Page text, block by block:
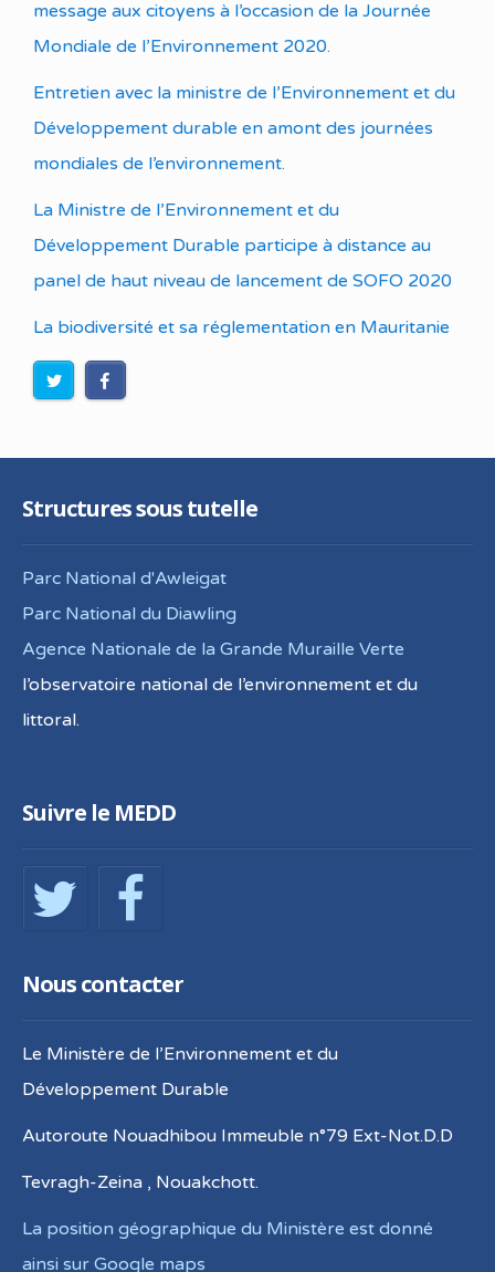
message aux citoyens à l’occasion de la Journée
Mondiale de l’Environnement 2020.
Entretien avec la ministre de l’Environnement et du
Développement durable en amont des journées
mondiales de l’environnement.
La Ministre de l’Environnement et du
Développement Durable participe à distance au
panel de haut niveau de lancement de SOFO 2020
La biodiversité et sa réglementation en Mauritanie
Structures sous tutelle
Parc National d'Awleigat
Parc National du Diawling
Agence Nationale de la Grande Muraille Verte
l’observatoire national de l’environnement et du
littoral.
Suivre le MEDD
Nous contacter
Le Ministère de l’Environnement et du
Développement Durable
Autoroute Nouadhibou Immeuble n°79 Ext-Not.D.D
Tevragh-Zeina , Nouakchott.
La position géographique du Ministère est donné
ainsi sur Google maps